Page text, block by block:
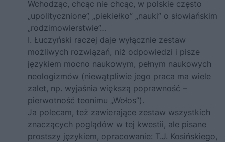
Wchodząc, chcąc nie chcąc, w polskie często
„upolitycznione”, „piekiełko” „nauki” o słowiańskim
„rodzimowierstwie”…
I. Łuczyński raczej daje wyłącznie zestaw
możliwych rozwiązań, niż odpowiedzi i pisze
językiem mocno naukowym, pełnym naukowych
neologizmów (niewątpliwie jego praca ma wiele
zalet, np. wyjaśnia większą poprawność –
pierwotność teonimu „Wołos”).
Ja polecam, też zawierające zestaw wszystkich
znaczących poglądów w tej kwestii, ale pisane
prostszy językiem, opracowanie: T.J. Kosińskiego,